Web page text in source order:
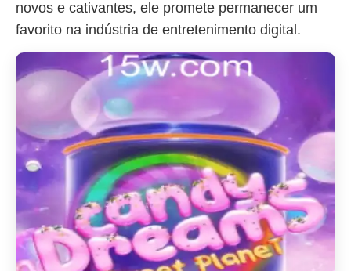
novos e cativantes, ele promete permanecer um
favorito na indústria de entretenimento digital.